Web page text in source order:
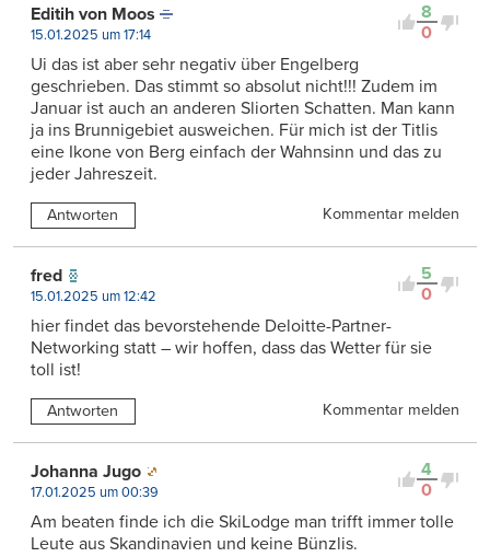
8
0
Editih von Moos
15.01.2025 um 17:14
Ui das ist aber sehr negativ über Engelberg
geschrieben. Das stimmt so absolut nicht!!! Zudem im
Januar ist auch an anderen Sliorten Schatten. Man kann
ja ins Brunnigebiet ausweichen. Für mich ist der Titlis
eine Ikone von Berg einfach der Wahnsinn und das zu
jeder Jahreszeit.
Antworten Kommentar melden
5
0
fred
15.01.2025 um 12:42
hier findet das bevorstehende Deloitte-Partner-
Networking statt – wir hoffen, dass das Wetter für sie
toll ist!
Antworten Kommentar melden
4
0
Johanna Jugo
17.01.2025 um 00:39
Am beaten finde ich die SkiLodge man trifft immer tolle
Leute aus Skandinavien und keine Bünzlis.